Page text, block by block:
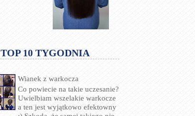
TOP 10 TYGODNIA
Wianek z warkocza
Co powiecie na takie uczesanie?
Uwielbiam wszelakie warkocze
a ten jest wyjątkowo efektowny